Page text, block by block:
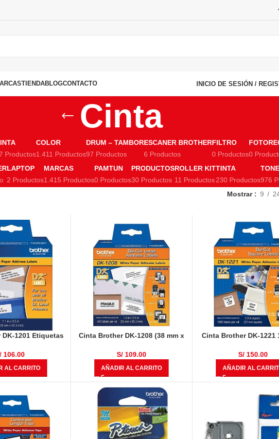
TIENDABLOGCONTACTO INICIO DE SESIÓN /
Cinta
Productos
COLOR
1.411 Productos
DRUM – TAMBOR
97 Productos
ESCANER BROTHER
6 Productos
FILTRO
0 Productos0
LAPTOP
2 Productos
MARCAS
1.415 Productos
PAMTUN
0 Productos
PRODUCTOS
30 Productos
ROLLER KIT
11 Productos
TINTA
230 Productos976
Mostrar 9
1201 Etiquetas
Brother
106.00
AL CARRITO
Cinta Brother DK-1208 (38 mm x
Autoadhesivas)
S/ 109.00
AÑADIR AL CARRITO
Cinta Brother DK-1221
De Papel
S/ 150.00
AÑADIR AL